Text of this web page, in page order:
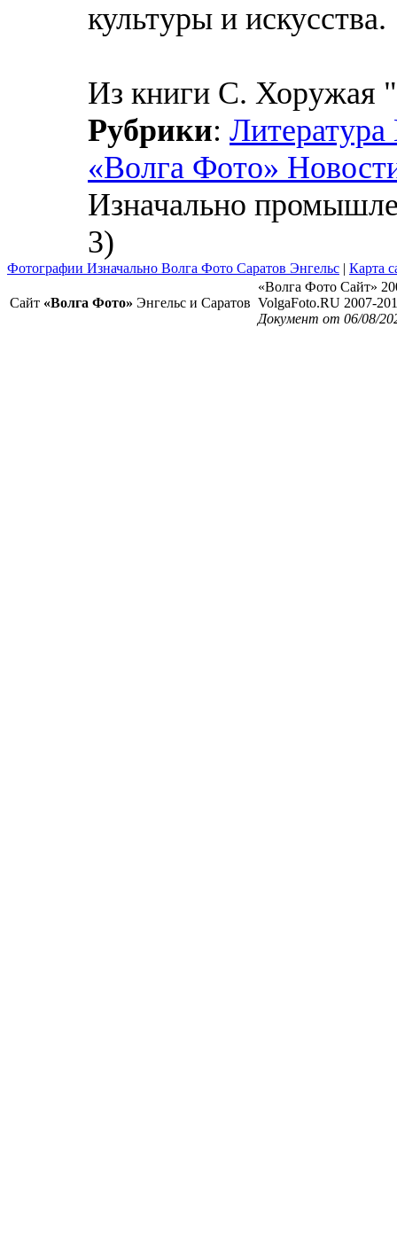
культуры и искусства.
Из книги С. Хоружая
Рубрики:
«Волга Фото»
Изначально
3)
Фотографии Изначально Волга Фото Саратов Энгельс | Карта
Сайт «Волга Фото» Энгельс и Саратов
«Волга Фото Сайт»
VolgaFoto.RU 2007-
Документ от 06/08/